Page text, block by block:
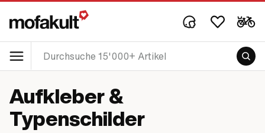
Aufkleber &
Typenschilder